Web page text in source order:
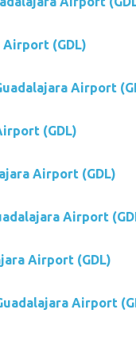
(GDL)
Airport
(GDL)
Airport (GDL)
Airport
Airport (GDL)
Airport